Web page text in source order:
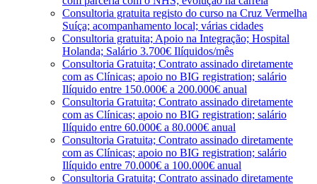
Consultoria gratuita registo do curso na Cruz Vermelha
Suíça; acompanhamento local; várias cidades
Consultoria gratuita; Apoio na Integração; Hospital
Holanda; Salário 3.700€ Ilíquidos/mês
Consultoria Gratuita; Contrato assinado diretamente
com as Clínicas; apoio no BIG registration; salário
Ilíquido entre 150.000€ a 200.000€ anual
Consultoria Gratuita; Contrato assinado diretamente
com as Clínicas; apoio no BIG registration; salário
Ilíquido entre 60.000€ a 80.000€ anual
Consultoria Gratuita; Contrato assinado diretamente
com as Clínicas; apoio no BIG registration; salário
Ilíquido entre 70.000€ a 100.000€ anual
Consultoria Gratuita; Contrato assinado diretamente